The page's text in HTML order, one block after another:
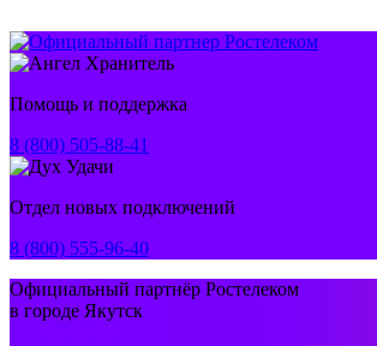
Помощь и поддержка
8 (800) 505-88-41
Отдел новых подключений
8 (800) 555-96-40
Официальный партнёр Ростелеком
в городе Якутск